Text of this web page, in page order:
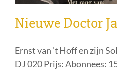
Nieuwe Doctor
Ernst van 't Hoff en zijn
DJ 020 Prijs: Abonnees: